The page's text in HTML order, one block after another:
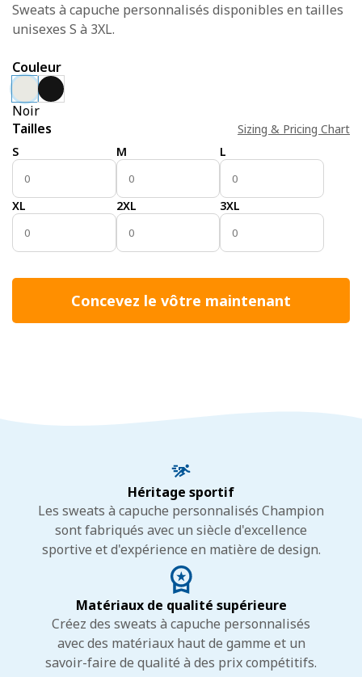
Sweats à capuche personnalisés disponibles en tailles
unisexes S à 3XL.
Couleur
Noir
Tailles
Sizing & Pricing Chart
S
M L
XL 2XL 3XL
Concevez le vôtre maintenant
Héritage sportif
Les sweats à capuche personnalisés Champion
sont fabriqués avec un siècle d'excellence
sportive et d'expérience en matière de design.
Matériaux de qualité supérieure
Créez des sweats à capuche personnalisés
avec des matériaux haut de gamme et un
savoir-faire de qualité à des prix compétitifs.